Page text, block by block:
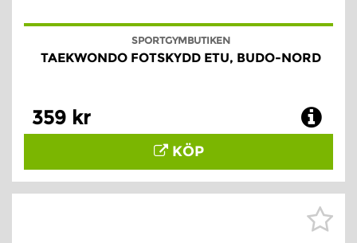
SPORTGYMBUTIKEN
TAEKWONDO FOTSKYDD ETU, BUDO-NORD
359 kr
KÖP